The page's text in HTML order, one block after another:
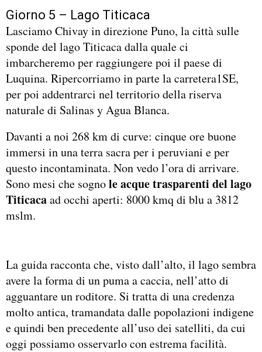
Giorno 5 – Lago Titicaca
Lasciamo Chivay in direzione Puno, la città sulle
sponde del lago Titicaca dalla quale ci
imbarcheremo per raggiungere poi il paese di
Luquina. Ripercorriamo in parte la carretera1SE,
per poi addentrarci nel territorio della riserva
naturale di Salinas y Agua Blanca.
Davanti a noi 268 km di curve: cinque ore buone
immersi in una terra sacra per i peruviani e per
questo incontaminata. Non vedo l’ora di arrivare.
Sono mesi che sognole acque trasparenti del lago
Titicacaad occhi aperti: 8000 kmq di blu a 3812
mslm.
La guida racconta che, visto dall’alto, il lago sembra
avere la forma di un puma a caccia, nell’atto di
agguantare un roditore. Si tratta di una credenza
molto antica, tramandata dalle popolazioni indigene
e quindi ben precedente all’uso dei satelliti, da cui
oggi possiamo osservarlo con estrema facilità.